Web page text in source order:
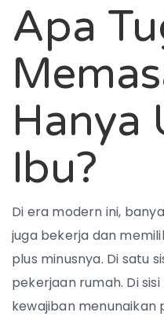
Apa
Hanya
Ibu?
Di era modern ini,
juga bekerja dan
plus minusnya. Di satu
pekerjaan rumah. Di
kewajiban menunaikan